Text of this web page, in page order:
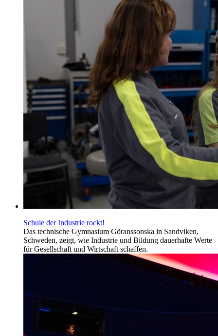
Schule der Industrie rockt!
Das technische Gymnasium Göranssonska in Sandviken,
Schweden, zeigt, wie Industrie und Bildung dauerhafte Werte
für Gesellschaft und Wirtschaft schaffen.